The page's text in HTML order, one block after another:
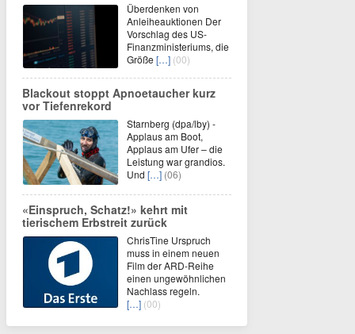
Überdenken von
Anleiheauktionen Der
Vorschlag des US-
Finanzministeriums, die
Größe […] (00)
Blackout stoppt Apnoetaucher kurz
vor Tiefenrekord
Starnberg (dpa/lby) -
Applaus am Boot,
Applaus am Ufer – die
Leistung war grandios.
Und […] (06)
«Einspruch, Schatz!» kehrt mit
tierischem Erbstreit zurück
ChrisTine Urspruch
muss in einem neuen
Film der ARD-Reihe
einen ungewöhnlichen
Nachlass regeln.
[…] (00)